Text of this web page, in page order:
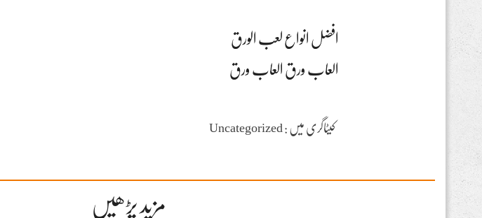
افضل انواع لعب الورق
العاب ورق العاب ورق
کیٹاگری میں : Uncategorized
مزید پڑھیں